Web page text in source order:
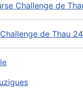
Challenge de
de Thau